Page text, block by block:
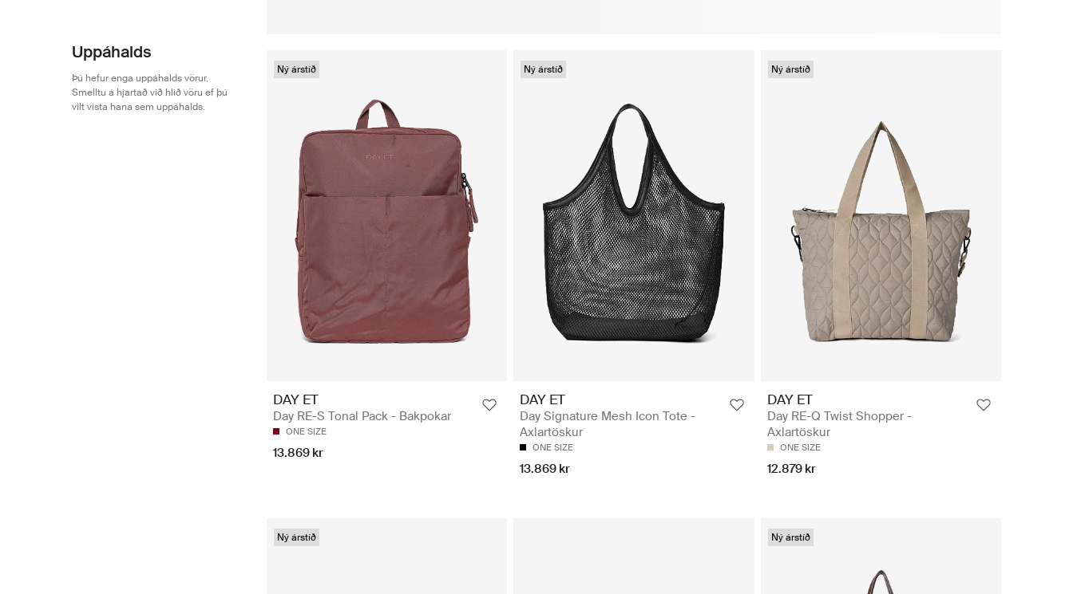
Uppáhalds
Þú hefur enga uppáhalds vörur.
Smelltu á hjartað við hlið vöru ef þú
vilt vista hana sem uppáhalds.
Ný árstíð
DAY ET
Day RE-S Tonal Pack - Bakpokar
ONE SIZE
13.869 kr
Ný árstíð
DAY ET
Day Signature Mesh Icon Tote -
Axlartöskur
ONE SIZE
13.869 kr
Ný árstíð
DAY ET
Day RE-Q Twist Shopper -
Axlartöskur
ONE SIZE
12.879 kr
Ný árstíð Ný árstíð